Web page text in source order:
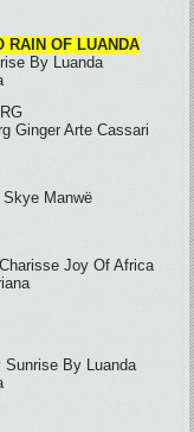
RAIN OF LUANDA
By Luanda
Ginger Arte Cassari
Manwë
Joy Of Africa
By Luanda